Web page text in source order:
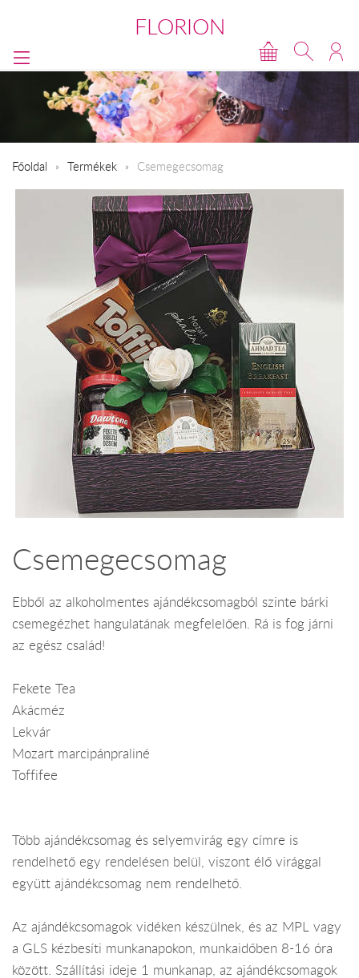
FLORION
Főoldal Termékek Csemegecsomag
Csemegecsomag
Ebből az alkoholmentes ajándékcsomagból szinte bárki
csemegézhet hangulatának megfelelően. Rá is fog járni
az egész család!
Fekete Tea
Akácméz
Lekvár
Mozart marcipánpraliné
Toffifee
Több ajándékcsomag és selyemvirág egy címre is
rendelhető egy rendelésen belül, viszont élő virággal
együtt ajándékcsomag nem rendelhető.
Az ajándékcsomagok vidéken készülnek, és az MPL vagy
a GLS kézbesíti munkanapokon, munkaidőben 8-16 óra
között. Szállítási ideje 1 munkanap, az ajándékcsomagok